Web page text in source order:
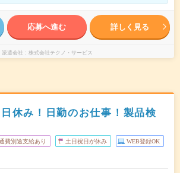
応募へ進む 詳しく見る
派遣会社 株式会社テクノ・サービス
休み！日勤のお仕事！製品検
費別途支給あり 土日祝日が休み WEB登録OK